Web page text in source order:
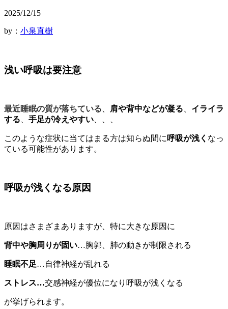
2025/12/15
by： 小泉直樹
浅い呼吸は要注意
最近睡眠の質が落ちている 肩や背中などが凝る
イライラ
する
手足が冷えやすい
このような症状に当てはまる方は知らぬ間に 呼吸が浅く なっ
ている可能性があります。
呼吸が浅くなる原因
原因はさまざまありますが、特に大きな原因に
背中や胸周りが固い…胸郭、肺の動きが制限される
睡眠不足…自律神経が乱れる
ストレス…交感神経が優位になり呼吸が浅くなる
が挙げられます。